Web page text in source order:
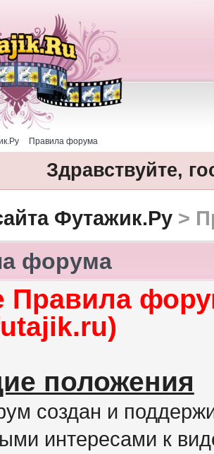
Правила форума
Здравствуйте,
Футажик.Ру>
форума
положения
создан и
интересами к